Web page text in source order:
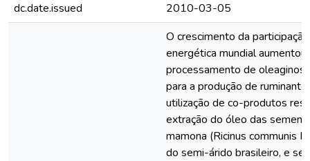
dc.date.issued
2010-03-05
O crescimento da
energética mundial
processamento de
para a produção de
utilização de co-produtos
extração do óleo das
mamona (Ricinus communis
do semi-árido brasileiro, e